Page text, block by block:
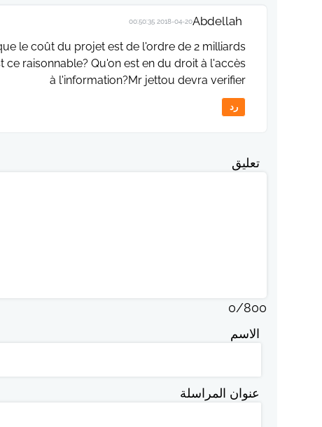
Abdellah
2018-04-20 00:50:35
le coût du projet est de l'ordre de 2 milliards
raisonnable? Qu'on est en du droit à l'accès
à l'information?Mr jettou devra verifier
رد
تعليق
0/800
الاسم
عنوان المراسلة